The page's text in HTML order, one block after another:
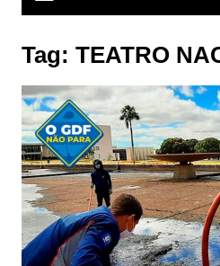
Tag: TEATRO